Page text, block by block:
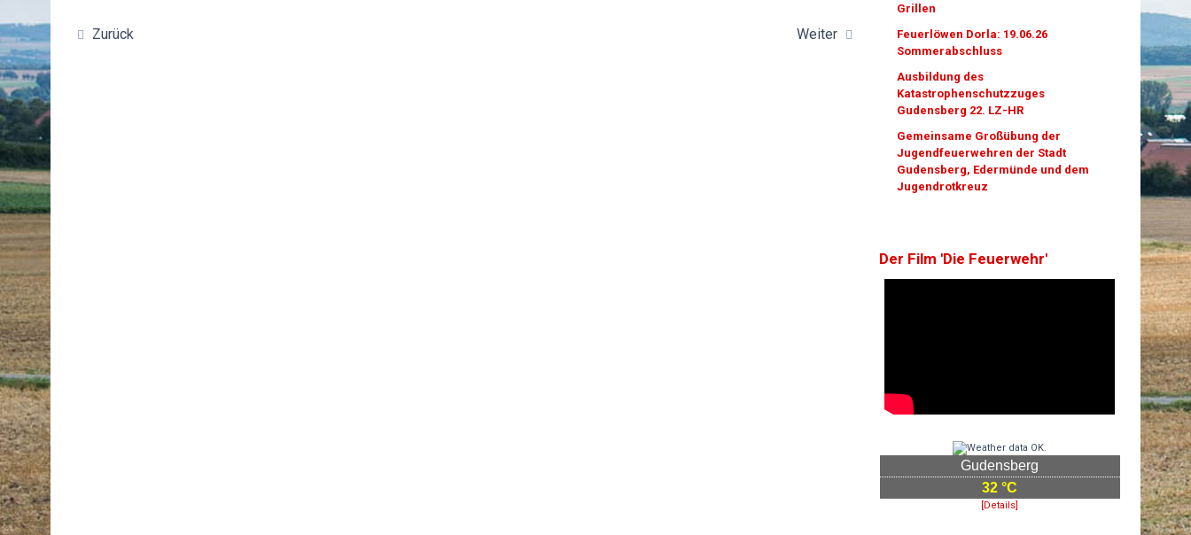
Zurück Weiter
Grillen
Feuerlöwen Dorla: 19.06.26
Sommerabschluss
Ausbildung des
Katastrophenschutzzuges
Gudensberg 22. LZ-HR
Gemeinsame Großübung der
Jugendfeuerwehren der Stadt
Gudensberg, Edermünde und dem
Jugendrotkreuz
Der Film 'Die Feuerwehr'
Gudensberg
32 °C
[Details]